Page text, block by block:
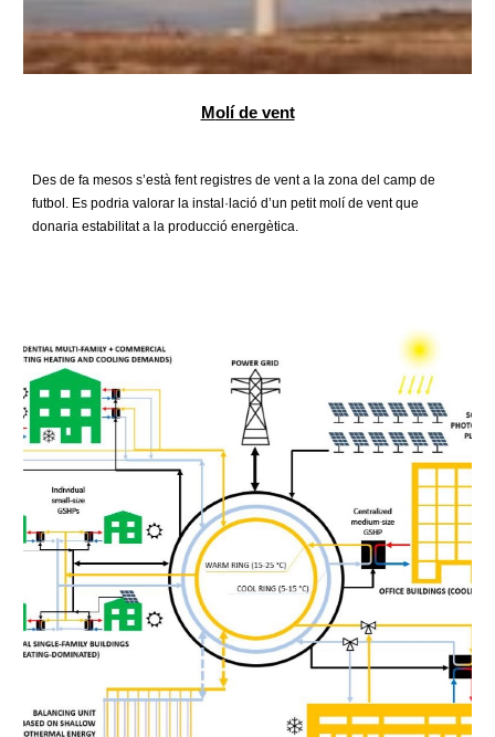
Molí de vent
Des de fa mesos s’està fent registres de vent a la zona del camp de
futbol. Es podria valorar la instal·lació d’un petit molí de vent que
donaria estabilitat a la producció energètica.